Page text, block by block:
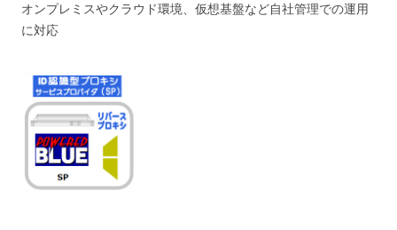
オンプレミスやクラウド環境、仮想基盤など自社管理での運用
に対応